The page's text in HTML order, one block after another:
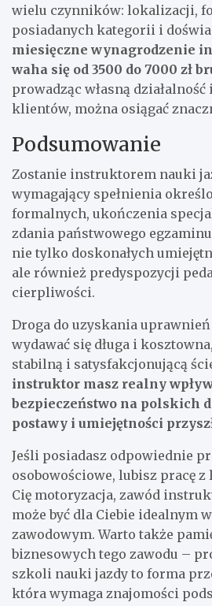
wielu czynników: lokalizacji,
posiadanych kategorii i
miesięczne wynagrodzenie
waha się od 3500 do 7000 zł
prowadząc własną działalność
klientów, można osiągać
Podsumowanie
Zostanie instruktorem nauki
wymagający spełnienia
formalnych, ukończenia
zdania państwowego
nie tylko doskonałych
ale również predyspozycji
cierpliwości.
Droga do uzyskania
wydawać się długa i
stabilną i satysfakcjonującą
instruktor masz realny
bezpieczeństwo na polskich
postawy i umiejętności
Jeśli posiadasz odpowiednie
osobowościowe, lubisz pracę
Cię motoryzacja, zawód
może być dla Ciebie idealnym
zawodowym. Warto także
biznesowych tego zawodu –
szkoli nauki jazdy to forma
która wymaga znajomości